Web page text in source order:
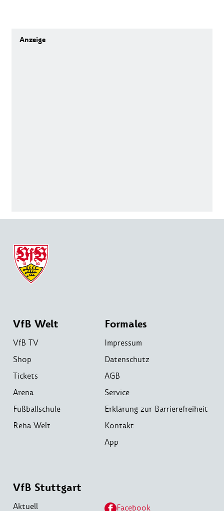
VfB Welt
VfB TV
Shop
Tickets
Arena
Fußballschule
Reha-Welt
Formales
Impressum
Datenschutz
AGB
Service
Erklärung zur Barrierefreiheit
Kontakt
App
VfB Stuttgart
Aktuell Facebook